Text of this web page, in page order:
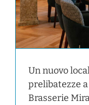
Un nuovo
prelibatezze
Brasserie